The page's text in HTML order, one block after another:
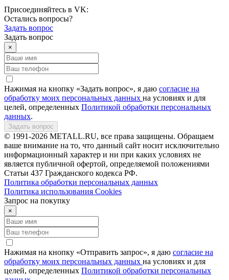
Присоединяйтесь в VK:
Остались вопросы?
Задать вопрос
Задать вопрос
×
Нажимая на кнопку «Задать вопрос», я даю согласие на
обработку моих персональных данных на условиях и для
целей, определенных Политикой обработки персональных
данных.
Задать вопрос
© 1991-2026 METALL.RU, все права защищены. Обращаем
ваше внимание на то, что данный сайт носит исключительно
информационный характер и ни при каких условиях не
является публичной офертой, определяемой положениями
Статьи 437 Гражданского кодекса РФ.
Политика обработки персональных данных
Политика использования Сookies
Запрос на покупку
×
Нажимая на кнопку «Отправить запрос», я даю согласие на
обработку моих персональных данных на условиях и для
целей, определенных Политикой обработки персональных